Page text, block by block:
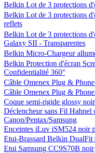
Belkin Lot de 3 protections
Belkin Lot de 3 protections
reflets
Belkin Lot de 3 protections
Galaxy SII - Transparentes
Belkin Micro-Chargeur
Belkin Protection d'écran
Confidentialité 360°
Câble Omenex Plug &
Câble Omenex Plug &
Coque semi-rigide glossy
Déclencheur sans Fil Hahnel
Canon/Pentax/Samsung
Enceintes iLuv iSM524 noir
Etui-Brassard Belkin DualFit
Etui Samsung CC9S70B noir